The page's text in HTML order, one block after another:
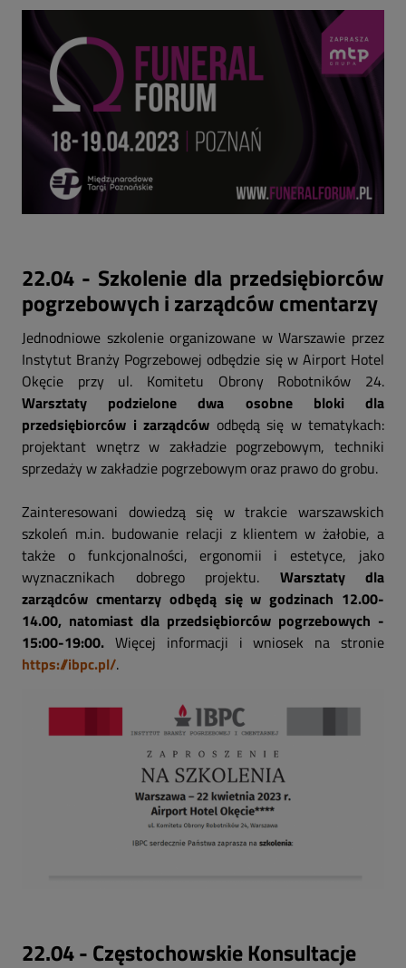
22.04 - Szkolenie dla przedsiębiorców
pogrzebowych i zarządców cmentarzy
Jednodniowe szkolenie organizowane w Warszawie przez
Instytut Branży Pogrzebowej odbędzie się w Airport Hotel
Okęcie przy ul. Komitetu Obrony Robotników 24.
Warsztaty podzielone dwa osobne bloki dla
przedsiębiorców i zarządców odbędą się w tematykach:
projektant wnętrz w zakładzie pogrzebowym, techniki
sprzedaży w zakładzie pogrzebowym oraz prawo do grobu.
Zainteresowani dowiedzą się w trakcie warszawskich
szkoleń m.in. budowanie relacji z klientem w żałobie, a
także o funkcjonalności, ergonomii i estetyce, jako
wyznacznikach dobrego projektu. Warsztaty dla
zarządców cmentarzy odbędą się w godzinach 12.00-
14.00, natomiast dla przedsiębiorców pogrzebowych -
15:00-19:00. Więcej informacji i wniosek na stronie
https://ibpc.pl/.
22.04 - Częstochowskie Konsultacje